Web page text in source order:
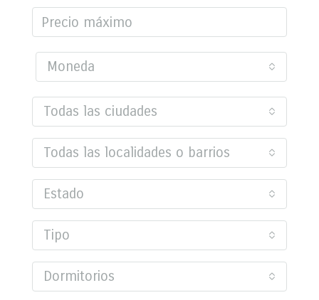
Moneda
Todas las ciudades
Todas las localidades o barrios
Estado
Tipo
Dormitorios